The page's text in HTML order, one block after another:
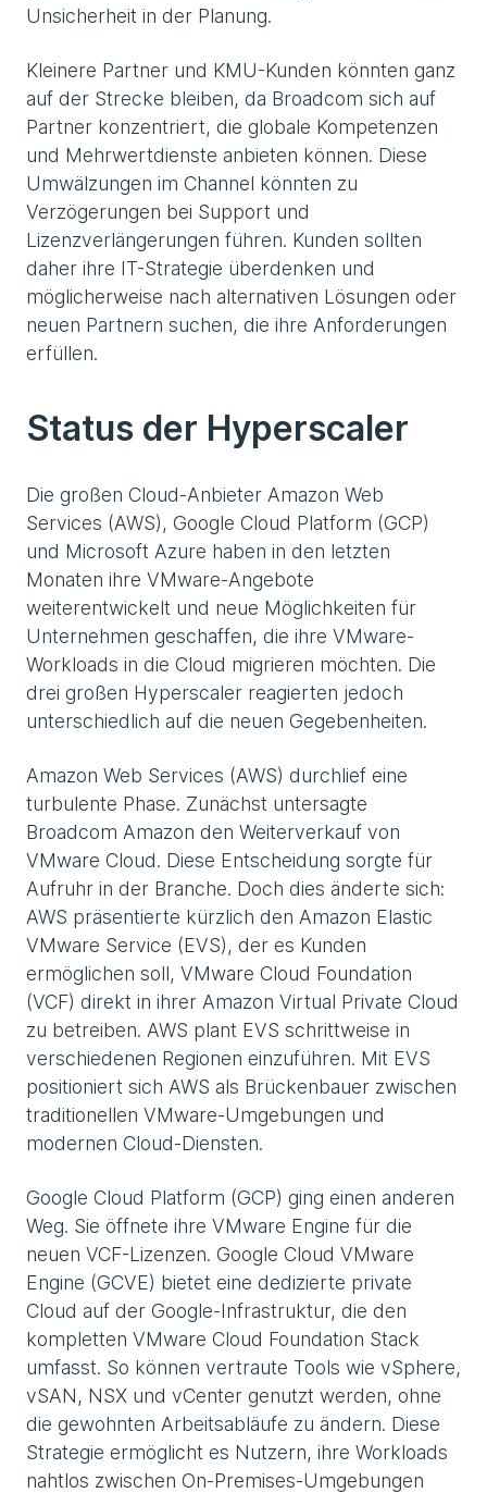
Unsicherheit in der Planung.
Kleinere Partner und KMU-Kunden könnten ganz
auf der Strecke bleiben, da Broadcom sich auf
Partner konzentriert, die globale Kompetenzen
und Mehrwertdienste anbieten können. Diese
Umwälzungen im Channel könnten zu
Verzögerungen bei Support und
Lizenzverlängerungen führen. Kunden sollten
daher ihre IT-Strategie überdenken und
möglicherweise nach alternativen Lösungen oder
neuen Partnern suchen, die ihre Anforderungen
erfüllen.
Status der Hyperscaler
Die großen Cloud-Anbieter Amazon Web
Services (AWS), Google Cloud Platform (GCP)
und Microsoft Azure haben in den letzten
Monaten ihre VMware-Angebote
weiterentwickelt und neue Möglichkeiten für
Unternehmen geschaffen, die ihre VMware-
Workloads in die Cloud migrieren möchten. Die
drei großen Hyperscaler reagierten jedoch
unterschiedlich auf die neuen Gegebenheiten.
Amazon Web Services (AWS) durchlief eine
turbulente Phase. Zunächst untersagte
Broadcom Amazon den Weiterverkauf von
VMware Cloud. Diese Entscheidung sorgte für
Aufruhr in der Branche. Doch dies änderte sich:
AWS präsentierte kürzlich den Amazon Elastic
VMware Service (EVS), der es Kunden
ermöglichen soll, VMware Cloud Foundation
(VCF) direkt in ihrer Amazon Virtual Private Cloud
zu betreiben. AWS plant EVS schrittweise in
verschiedenen Regionen einzuführen. Mit EVS
positioniert sich AWS als Brückenbauer zwischen
traditionellen VMware-Umgebungen und
modernen Cloud-Diensten.
Google Cloud Platform (GCP) ging einen anderen
Weg. Sie öffnete ihre VMware Engine für die
neuen VCF-Lizenzen. Google Cloud VMware
Engine (GCVE) bietet eine dedizierte private
Cloud auf der Google-Infrastruktur, die den
kompletten VMware Cloud Foundation Stack
umfasst. So können vertraute Tools wie vSphere,
vSAN, NSX und vCenter genutzt werden, ohne
die gewohnten Arbeitsabläufe zu ändern. Diese
Strategie ermöglicht es Nutzern, ihre Workloads
nahtlos zwischen On-Premises-Umgebungen